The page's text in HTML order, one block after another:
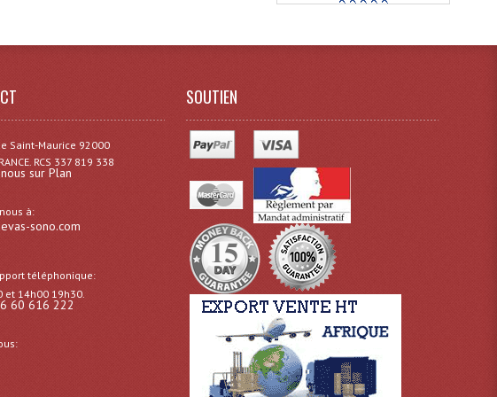
Saint-Maurice 92000
RCS 337 819 338
sur Plan
à:
sono.com
téléphonique:
et 14h00 19h30.
60 616 222
SOUTIEN